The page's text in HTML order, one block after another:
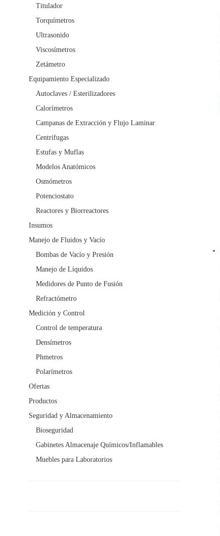
Titulador
Torquímetros
Ultrasonido
Viscosímetros
Zetámetro
Equipamiento Especializado
Autoclaves / Esterilizadores
Calorímetros
Campanas de Extracción y Flujo Laminar
Centrífugas
Estufas y Muflas
Modelos Anatómicos
Osmómetros
Potenciostato
Reactores y Biorreactores
Insumos
Manejo de Fluidos y Vacío
Bombas de Vacío y Presión
Manejo de Líquidos
Medidores de Punto de Fusión
Refractómetro
Medición y Control
Control de temperatura
Densímetros
Phmetros
Polarímetros
Ofertas
Productos
Seguridad y Almacenamiento
Bioseguridad
Gabinetes Almacenaje Químicos/Inflamables
Muebles para Laboratorios